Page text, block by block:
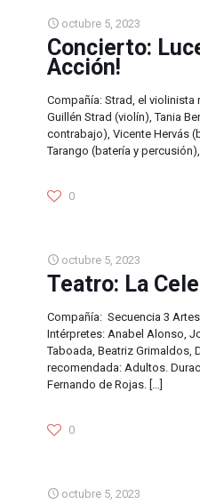
octubre 5, 2023
Concierto:
Acción!
Compañía: Strad, el
Guillén Strad (violín), Tania
contrabajo), Vicente Hervás
Tarango (batería y
0
octubre 5, 2023
Teatro: La
Compañía: Secuencia 3
Intérpretes: Anabel Alonso,
Taboada, Beatriz Grimaldos,
recomendada: Adultos.
Fernando de Rojas. […]
0
octubre 5, 2023